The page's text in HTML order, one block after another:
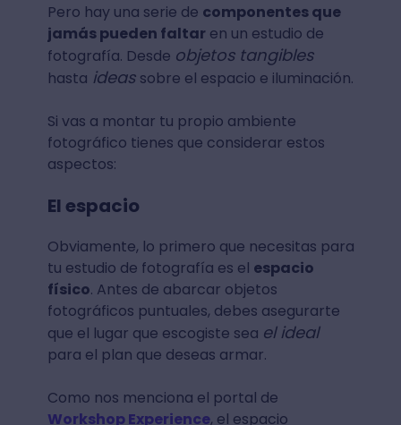
Pero hay una serie de componentes que
jamás pueden faltar en un estudio de
fotografía. Desde objetos tangibles
hasta ideas sobre el espacio e iluminación.
Si vas a montar tu propio ambiente
fotográfico tienes que considerar estos
aspectos:
El espacio
Obviamente, lo primero que necesitas para
tu estudio de fotografía es el espacio
físico. Antes de abarcar objetos
fotográficos puntuales, debes asegurarte
que el lugar que escogiste sea el ideal
para el plan que deseas armar.
Como nos menciona el portal de
Workshop Experience, el espacio